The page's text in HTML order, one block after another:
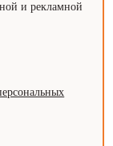
и рекламной